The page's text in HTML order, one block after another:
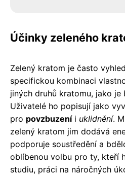
Účinky zeleného
Zelený kratom je často
specifickou kombinaci
jiných druhů kratomu, jako je
Uživatelé ho popisují jako
pro povzbuzeníi uklidnění.
zelený kratom jim dodává
podporuje soustředění a
oblíbenou volbu pro ty, kteří
studiu, práci na náročných